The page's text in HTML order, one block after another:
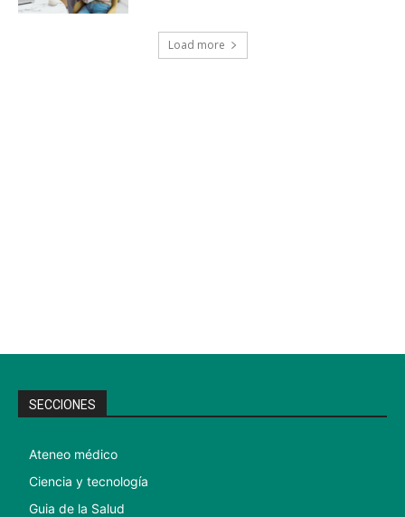
Load more
SECCIONES
Ateneo médico
Ciencia y tecnología
Guia de la Salud